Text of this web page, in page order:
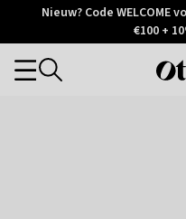
Otrium
Trustpilot
Nieuw? Code
€100 +
Categories